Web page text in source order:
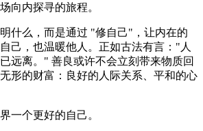
向内探寻的旅程。
什么，而是通过 "修自己"，让内在的
己，也温暖他人。正如古法有言："人
远离。" 善良或许不会立刻带来物质回
形的财富：良好的人际关系、平和的心
一个更好的自己。